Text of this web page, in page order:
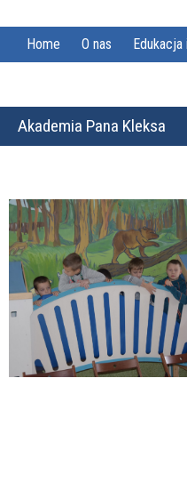
Home O nas
Akademia Pana Kleksa